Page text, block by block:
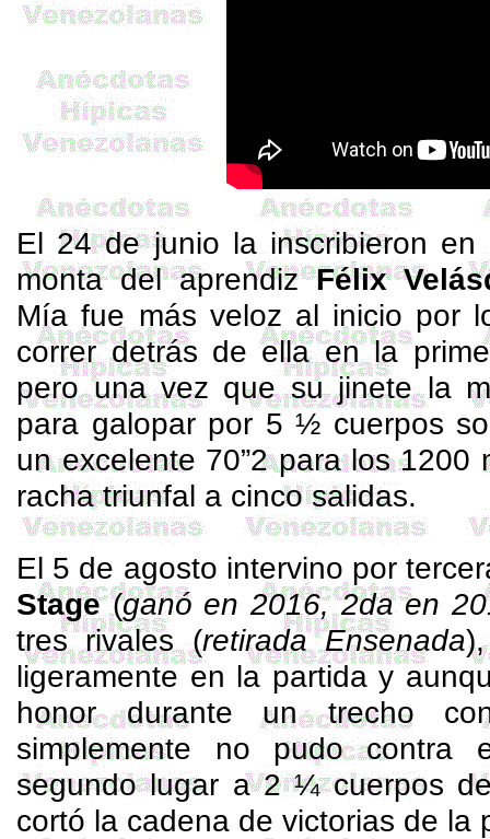
El 24 de junio la inscribieron
monta del aprendizFélix
Mía fue más veloz al inicio por
correr detrás de ella en la
pero una vez que su jinete la
para galopar por 5 ½ cuerpos
un excelente 70”2 para los 1200
racha triunfal a cinco salidas.
El 5 de agosto intervino por
Stage(ganó en 2016, 2da en
tres rivales (retirada Ensenada
ligeramente en la partida y
honor durante un trecho
simplemente no pudo
segundo lugar a 2 ¼ cuerpos
cortó la cadena de victorias de la